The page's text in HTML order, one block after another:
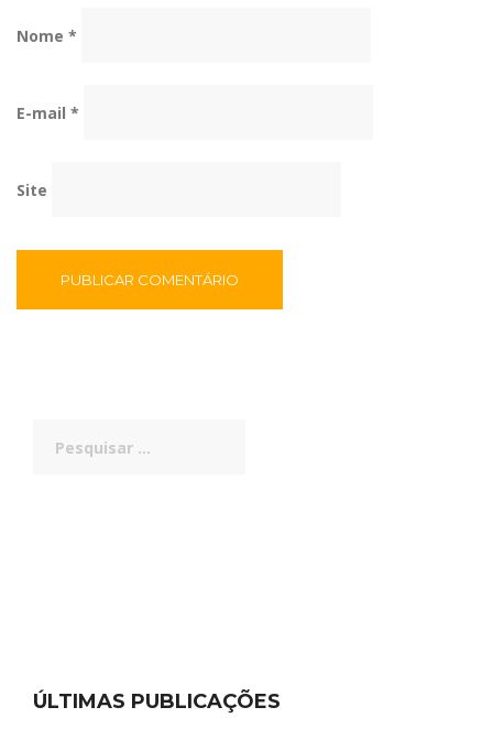
Nome *
E-mail *
Site
por:
ÚLTIMAS PUBLICAÇÕES